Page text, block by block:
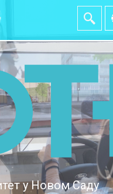
у Новом Саду